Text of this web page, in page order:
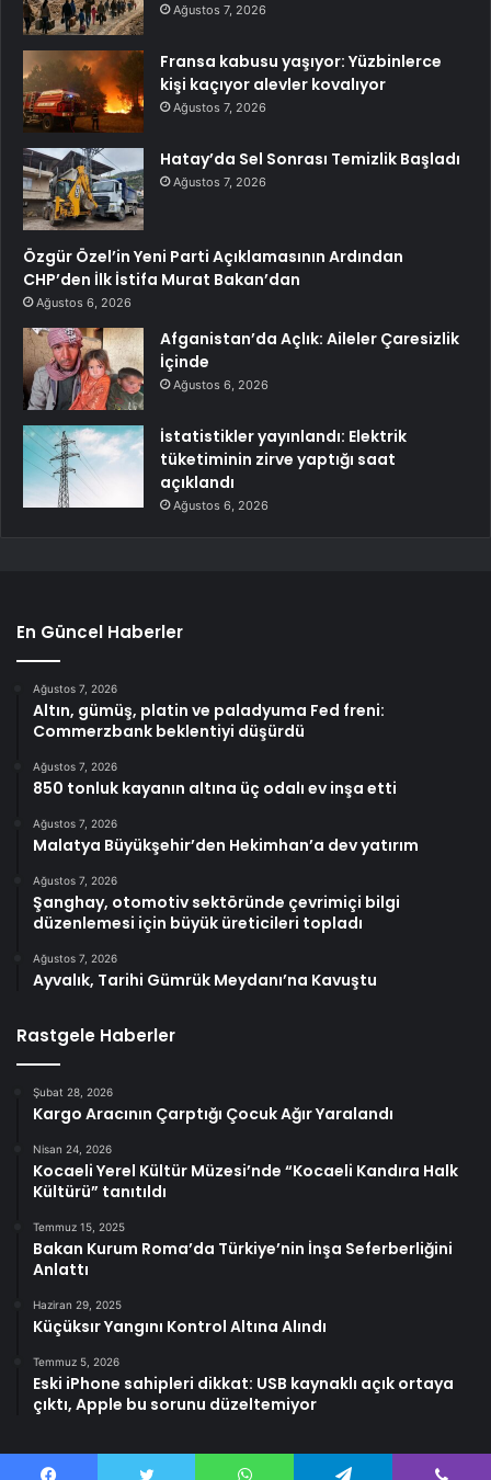
Ağustos 7, 2026
Fransa kabusu yaşıyor: Yüzbinlerce
kişi kaçıyor alevler kovalıyor
Ağustos 7, 2026
Hatay’da Sel Sonrası Temizlik Başladı
Ağustos 7, 2026
Özgür Özel’in Yeni Parti Açıklamasının Ardından
CHP’den İlk İstifa Murat Bakan’dan
Ağustos 6, 2026
Afganistan’da Açlık: Aileler Çaresizlik
İçinde
Ağustos 6, 2026
İstatistikler yayınlandı: Elektrik
tüketiminin zirve yaptığı saat
açıklandı
Ağustos 6, 2026
En Güncel Haberler
Ağustos 7, 2026
Altın, gümüş, platin ve paladyuma Fed freni:
Commerzbank beklentiyi düşürdü
Ağustos 7, 2026
850 tonluk kayanın altına üç odalı ev inşa etti
Ağustos 7, 2026
Malatya Büyükşehir’den Hekimhan’a dev yatırım
Ağustos 7, 2026
Şanghay, otomotiv sektöründe çevrimiçi bilgi
düzenlemesi için büyük üreticileri topladı
Ağustos 7, 2026
Ayvalık, Tarihi Gümrük Meydanı’na Kavuştu
Rastgele Haberler
Şubat 28, 2026
Kargo Aracının Çarptığı Çocuk Ağır Yaralandı
Nisan 24, 2026
Kocaeli Yerel Kültür Müzesi’nde “Kocaeli Kandıra Halk
Kültürü” tanıtıldı
Temmuz 15, 2025
Bakan Kurum Roma’da Türkiye’nin İnşa Seferberliğini
Anlattı
Haziran 29, 2025
Küçüksır Yangını Kontrol Altına Alındı
Temmuz 5, 2026
Eski iPhone sahipleri dikkat: USB kaynaklı açık ortaya
çıktı, Apple bu sorunu düzeltemiyor